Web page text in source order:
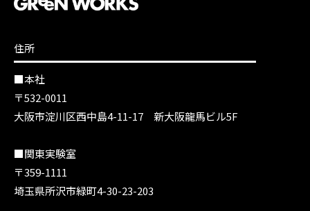
住所
■本社
〒532-0011
大阪市淀川区西中島4-11-17 新大阪龍馬ビル5F
■関東実験室
〒359-1111
埼玉県所沢市緑町4-30-23-203